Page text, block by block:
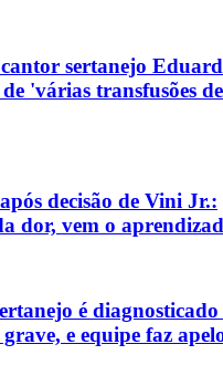
sertanejo
de 'várias transfusões de
decisão de Vini Jr.:
dor, vem o
é diagnosticado
e equipe faz